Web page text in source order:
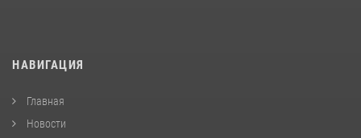
НАВИГАЦИЯ
Главная
Новости